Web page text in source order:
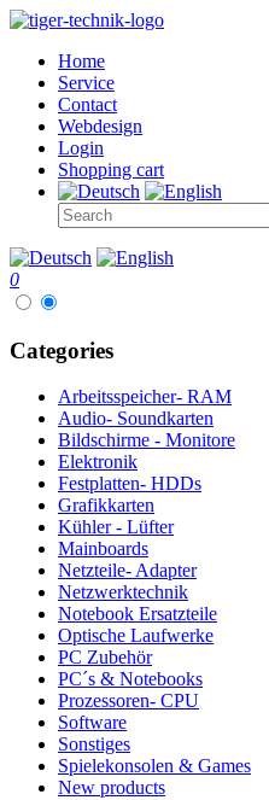
Home
Service
Contact
Webdesign
Login
Shopping cart
0
Categories
Arbeitsspeicher- RAM
Audio- Soundkarten
Bildschirme - Monitore
Elektronik
Festplatten- HDDs
Grafikkarten
Kühler - Lüfter
Mainboards
Netzteile- Adapter
Netzwerktechnik
Notebook Ersatzteile
Optische Laufwerke
PC Zubehör
PC´s & Notebooks
Prozessoren- CPU
Software
Sonstiges
Spielekonsolen & Games
New products